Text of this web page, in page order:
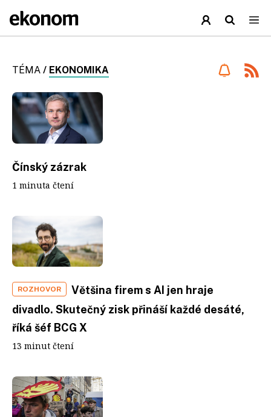
TÉMA / EKONOMIKA
Čínský zázrak
1 minuta čtení
ROZHOVOR
Většina firem s AI jen hraje
divadlo. Skutečný zisk přináší každé desáté,
říká šéf BCG X
13 minut čtení